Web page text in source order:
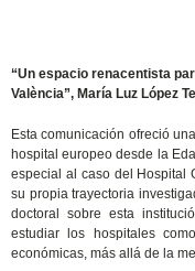
“Un espacio renacentista
València”, María Luz López
Esta comunicación ofreció
hospital europeo desde la
especial al caso del Hospital
su propia trayectoria
doctoral sobre esta
estudiar los hospitales
económicas, más allá de la